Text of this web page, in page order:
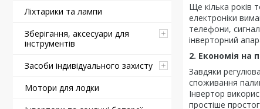
Ліхтарики та лампи
Зберігання, аксесуари для
інструментів
Засоби індивідуального захисту
Мотори для лодки
Ще кілька років
електроніки
телефони,
інверторний
2. Економія на
Завдяки
споживання
Інвертор
простіше